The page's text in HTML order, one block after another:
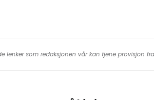
lenker som redaksjonen vår kan tjene provisjon